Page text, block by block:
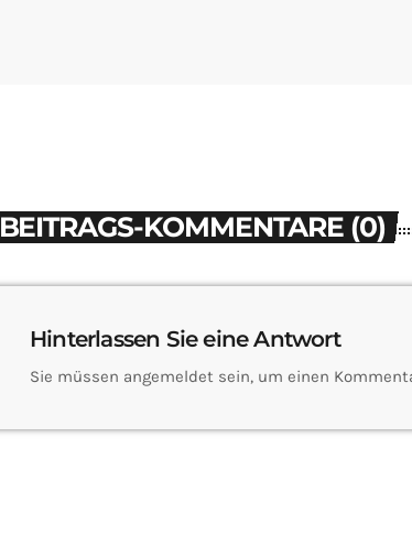
BEITRAGS-KOMMENTARE (0)
Hinterlassen Sie eine Antwort
Sie müssen angemeldet sein, um einen